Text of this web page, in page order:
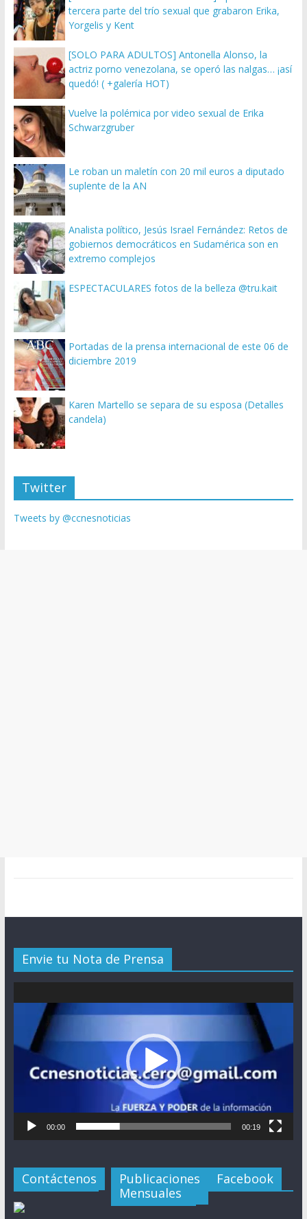
tercera parte del trío sexual que grabaron Erika,
Yorgelis y Kent
[SOLO PARA ADULTOS] Antonella Alonso, la
actriz porno venezolana, se operó las nalgas… ¡así
quedó! ( +galería HOT)
Vuelve la polémica por video sexual de Erika
Schwarzgruber
Le roban un maletín con 20 mil euros a diputado
suplente de la AN
Analista político, Jesús Israel Fernández: Retos de
gobiernos democráticos en Sudamérica son en
extremo complejos
ESPECTACULARES fotos de la belleza @tru.kait
Portadas de la prensa internacional de este 06 de
diciembre 2019
Karen Martello se separa de su esposa (Detalles
candela)
Twitter
Tweets by @ccnesnoticias
Envie tu Nota de Prensa
de
00:00 00:19
Contáctenos
Publicaciones
Mensuales
Facebook